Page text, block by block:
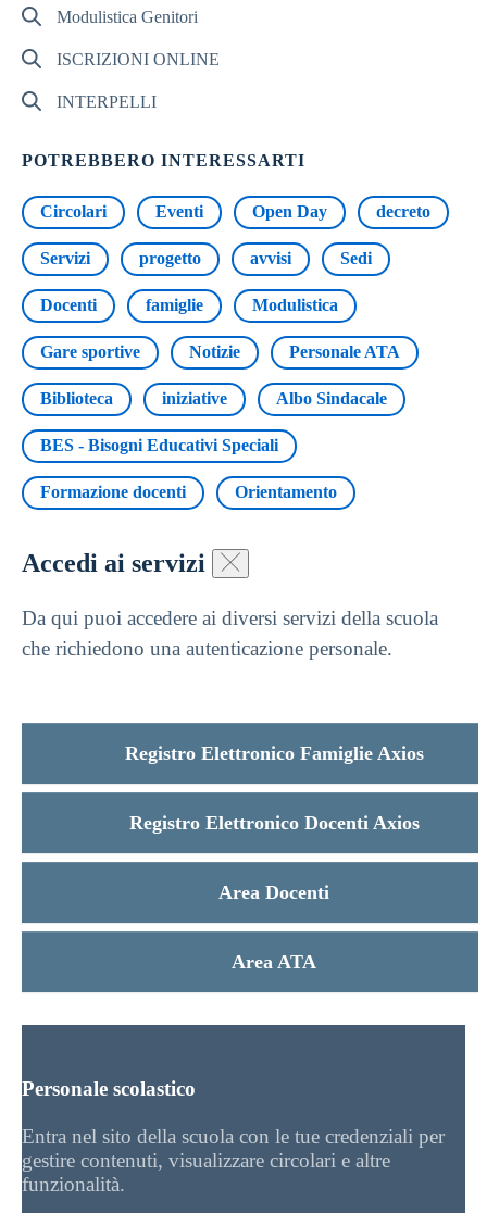
Modulistica Genitori
ISCRIZIONI ONLINE
INTERPELLI
POTREBBERO INTERESSARTI
Circolari Eventi Open Day decreto
Servizi progetto avvisi Sedi
Docenti famiglie Modulistica
Gare sportive Notizie Personale ATA
Biblioteca iniziative Albo Sindacale
BES - Bisogni Educativi Speciali
Formazione docenti Orientamento
Accedi ai servizi
Da qui puoi accedere ai diversi servizi della scuola
che richiedono una autenticazione personale.
Registro Elettronico Famiglie Axios
Registro Elettronico Docenti Axios
Area Docenti
Area ATA
Personale scolastico
Entra nel sito della scuola con le tue credenziali per
gestire contenuti, visualizzare circolari e altre
funzionalità.